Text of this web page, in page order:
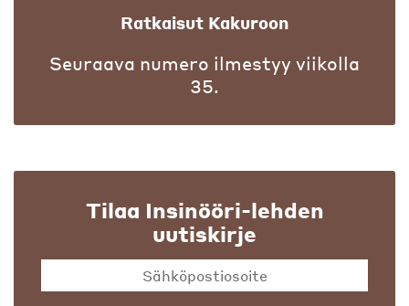
Ratkaisut Kakuroon
Seuraava numero ilmestyy viikolla
35.
Tilaa Insinööri-lehden
uutiskirje